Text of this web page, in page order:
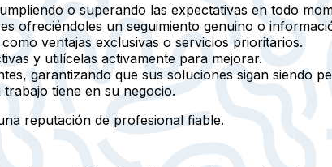
o superando las expectativas en todo
ofreciéndoles un seguimiento genuino o
ventajas exclusivas o servicios prioritarios.
y utilícelas activamente para mejorar.
garantizando que sus soluciones sigan siendo
tiene en su negocio.
reputación de profesional fiable.